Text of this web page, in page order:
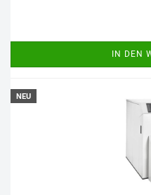
IN DEN
NEU